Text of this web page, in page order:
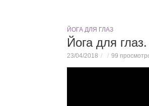
ЙОГА ДЛЯ ГЛАЗ
Йога для
23/04/2018 99